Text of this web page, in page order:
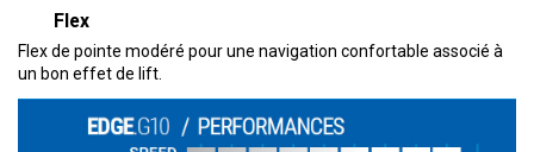
Flex
Flex de pointe modéré pour une navigation confortable associé à
un bon effet de lift.